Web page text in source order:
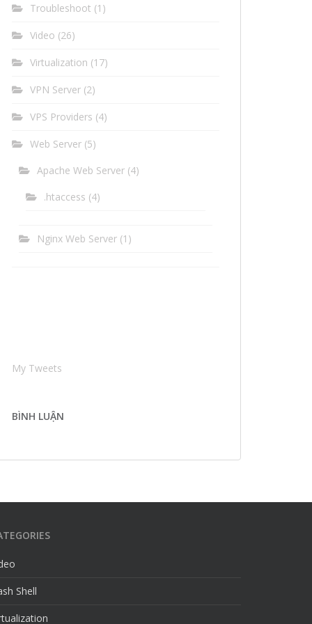
Troubleshoot (1)
Video (26)
Virtualization (17)
VPN Server (2)
VPS Providers (4)
Web Server (5)
Apache Web Server (4)
.htaccess (4)
Nginx Web Server (1)
My Tweets
BÌNH LUẬN
Shell